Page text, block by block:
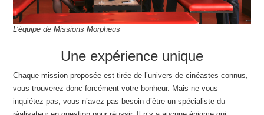
L’équipe de Missions Morpheus
Une expérience unique
Chaque mission proposée est tirée de l’univers de cinéastes connus,
vous trouverez donc forcément votre bonheur. Mais ne vous
inquiétez pas, vous n’avez pas besoin d’être un spécialiste du